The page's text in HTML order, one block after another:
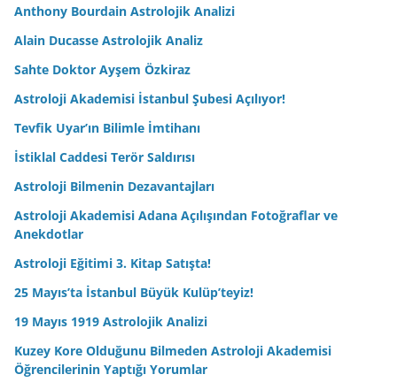
Anthony Bourdain Astrolojik Analizi
Alain Ducasse Astrolojik Analiz
Sahte Doktor Ayşem Özkiraz
Astroloji Akademisi İstanbul Şubesi Açılıyor!
Tevfik Uyar’ın Bilimle İmtihanı
İstiklal Caddesi Terör Saldırısı
Astroloji Bilmenin Dezavantajları
Astroloji Akademisi Adana Açılışından Fotoğraflar ve
Anekdotlar
Astroloji Eğitimi 3. Kitap Satışta!
25 Mayıs’ta İstanbul Büyük Kulüp’teyiz!
19 Mayıs 1919 Astrolojik Analizi
Kuzey Kore Olduğunu Bilmeden Astroloji Akademisi
Öğrencilerinin Yaptığı Yorumlar